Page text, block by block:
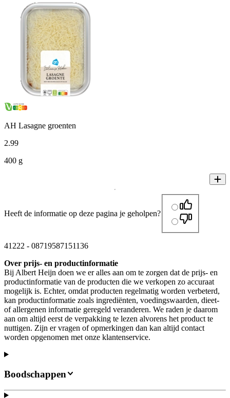
AH Lasagne groenten
2.99
400 g
Heeft de informatie op deze pagina je geholpen?
41222 - 08719587151136
Over prijs- en productinformatie
Bij Albert Heijn doen we er alles aan om te zorgen dat de prijs- en
productinformatie van de producten die we verkopen zo accuraat
mogelijk is. Echter, omdat producten regelmatig worden verbeterd,
kan productinformatie zoals ingrediënten, voedingswaarden, dieet-
of allergenen informatie geregeld veranderen. We raden je daarom
aan om altijd eerst de verpakking te lezen alvorens het product te
nuttigen. Zijn er vragen of opmerkingen dan kan altijd contact
worden opgenomen met onze klantenservice.
Boodschappen